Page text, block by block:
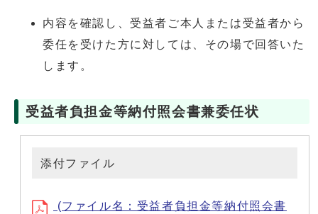
内容を確認し、受益者ご本人または受益者から
委任を受けた方に対しては、その場で回答いた
します。
受益者負担金等納付照会書兼委任状
添付ファイル
(ファイル名：受益者負担金等納付照会書